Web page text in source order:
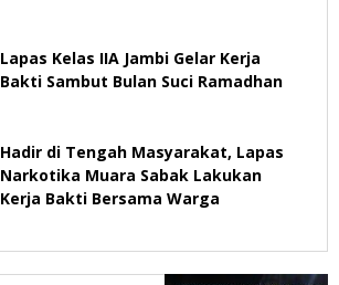
Lapas Kelas IIA Jambi Gelar Kerja
Bakti Sambut Bulan Suci Ramadhan
Hadir di Tengah Masyarakat, Lapas
Narkotika Muara Sabak Lakukan
Kerja Bakti Bersama Warga